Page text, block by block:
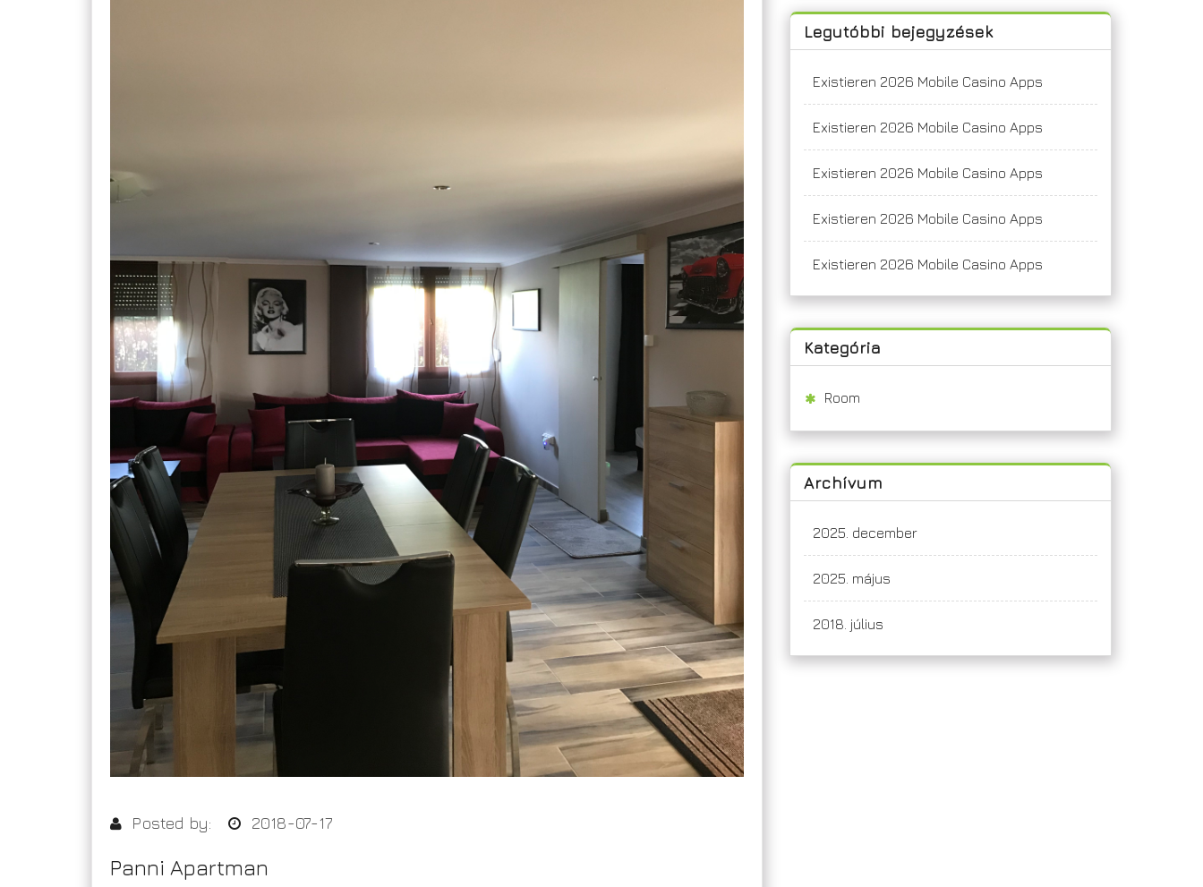
Posted by: 2018-07-17
Panni Apartman
Legutóbbi bejegyzések
Existieren 2026 Mobile Casino Apps
Existieren 2026 Mobile Casino Apps
Existieren 2026 Mobile Casino Apps
Existieren 2026 Mobile Casino Apps
Existieren 2026 Mobile Casino Apps
Kategória
Room
Archívum
2025. december
2025. május
2018. július